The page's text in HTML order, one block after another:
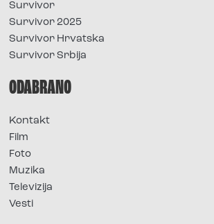
Survivor
Survivor 2025
Survivor Hrvatska
Survivor Srbija
ODABRANO
Kontakt
Film
Foto
Muzika
Televizija
Vesti